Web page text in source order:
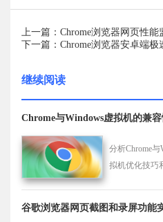
上一篇：Chrome浏览器网页性
下一篇：Chrome浏览器安卓端
继续阅读
Chrome与Windows虚拟机的兼
分析Chrome
拟机优化技巧
谷歌浏览器网页截图和录屏功能